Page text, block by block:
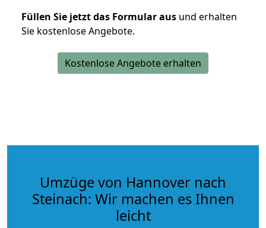
Füllen Sie jetzt das Formular aus und erhalten
Sie kostenlose Angebote.
Kostenlose Angebote erhalten
Umzüge von Hannover nach
Steinach: Wir machen es Ihnen
leicht